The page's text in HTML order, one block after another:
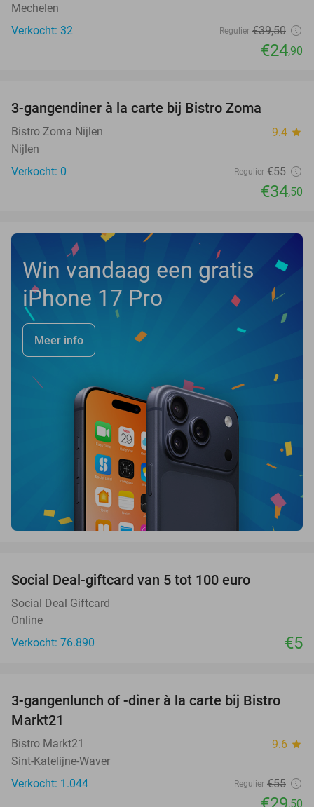
Mechelen
Verkocht: 32
Regulier €39,50
€24,90
NEW
TODAY
3-gangendiner à la carte bij Bistro Zoma
Bistro Zoma Nijlen 9.4 star
Nijlen
Verkocht: 0
Regulier €55
€34,50
Win vandaag een gratis
iPhone 17 Pro
Meer info
Social Deal-giftcard van 5 tot 100 euro
Social Deal Giftcard
Online
Verkocht: 76.890
€5
46%
3-gangenlunch of -diner à la carte bij Bistro
Markt21
Bistro Markt21 9.6 star
Sint-Katelijne-Waver
Verkocht: 1.044
Regulier €55
,50